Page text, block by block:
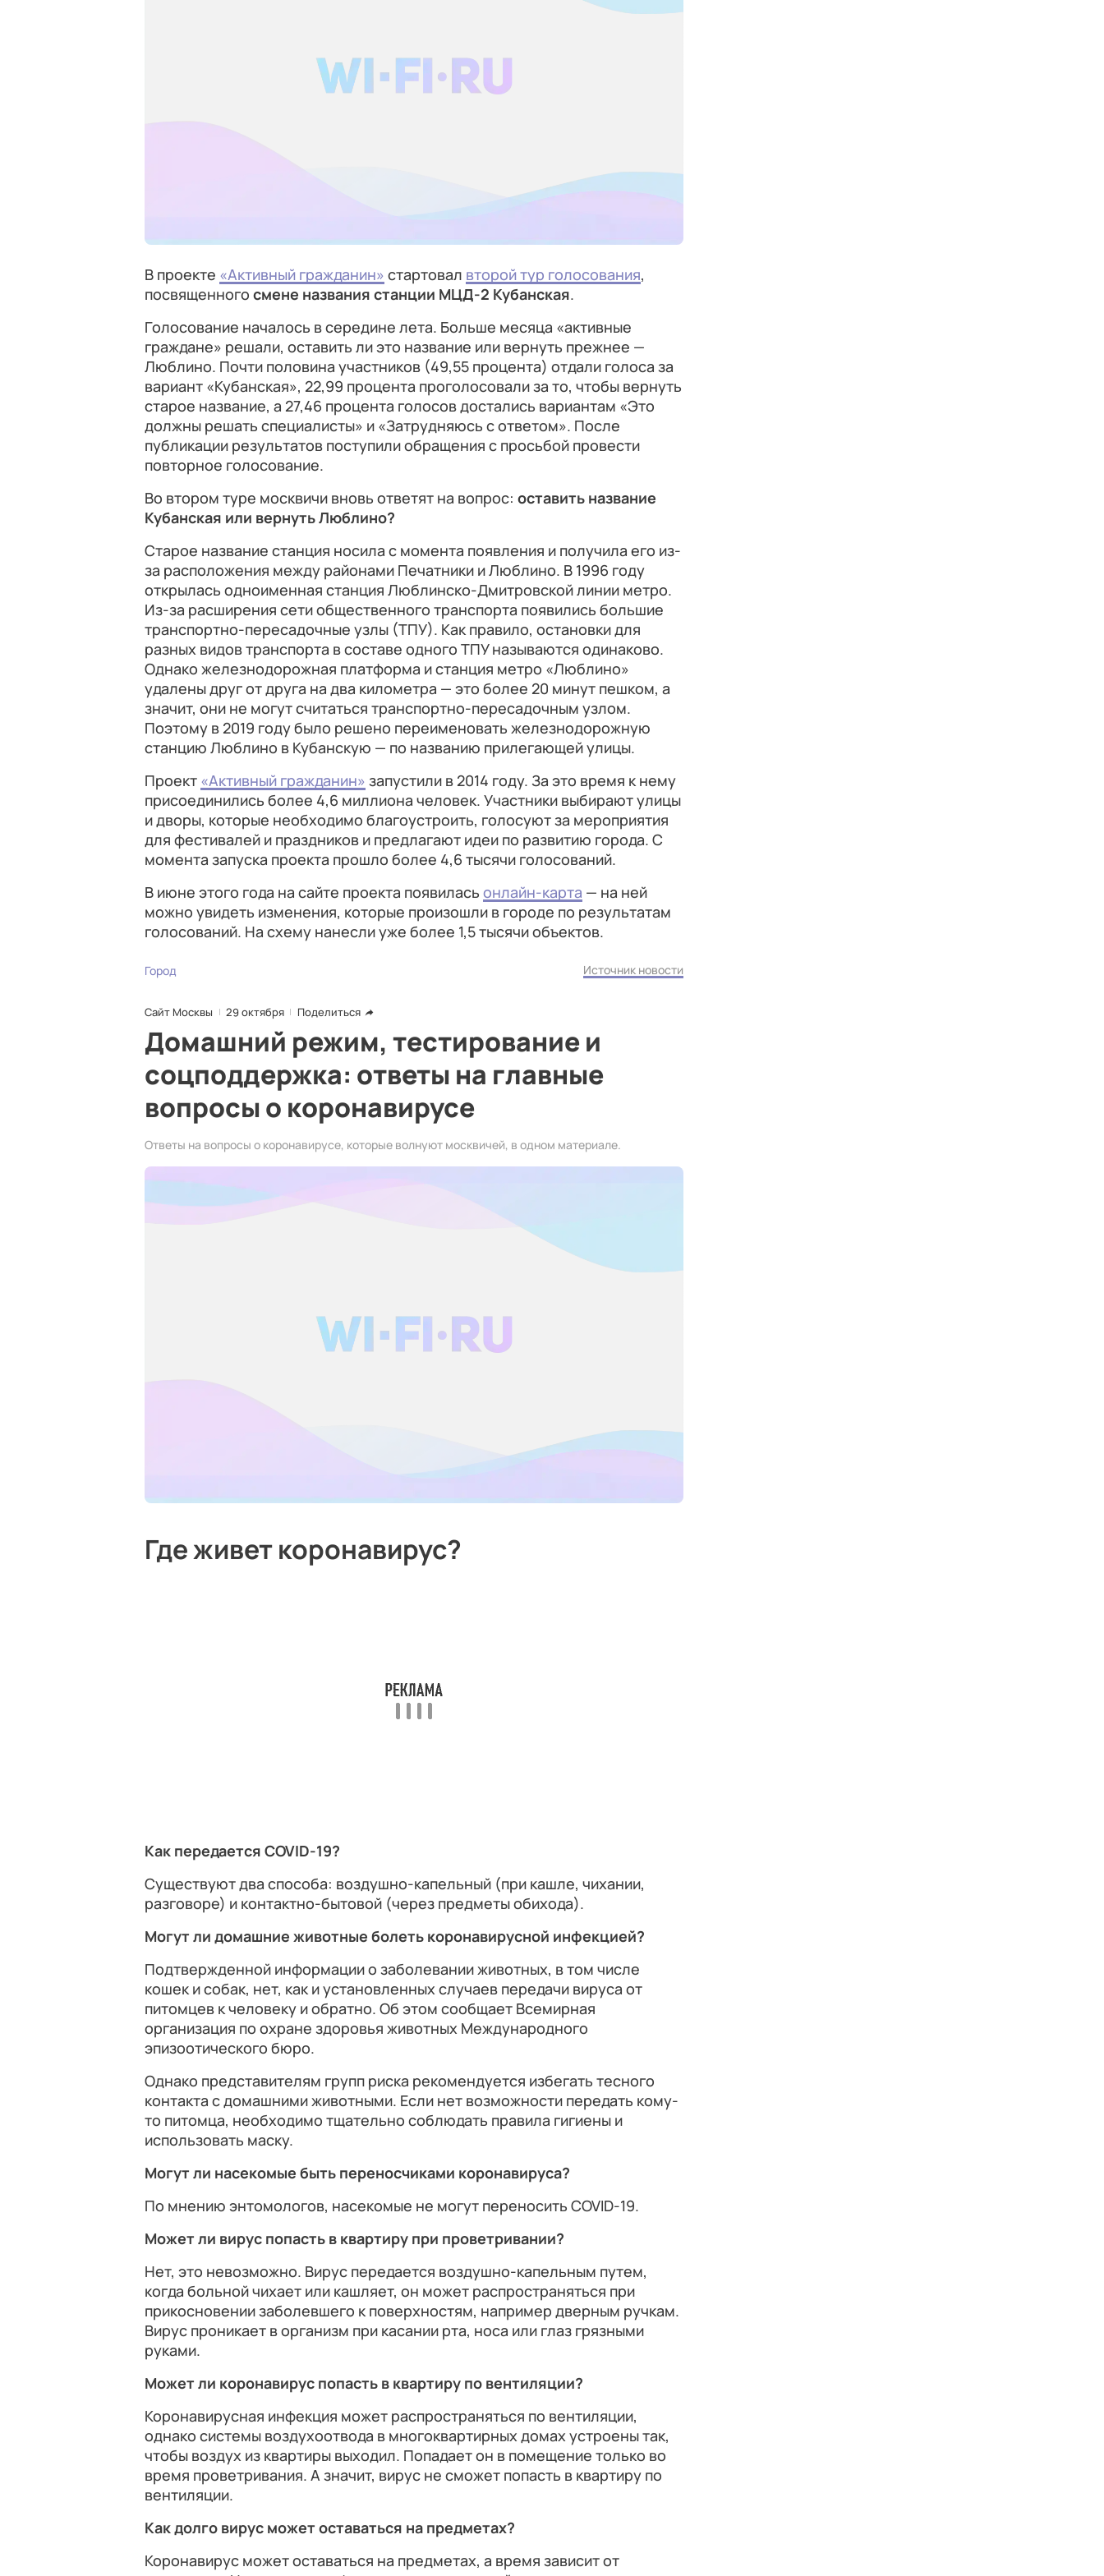
В проекте «Активный гражданин» стартовал второй тур голосования,
посвященного смене названия станции МЦД-2 Кубанская.
Голосование началось в середине лета. Больше месяца «активные
граждане» решали, оставить ли это название или вернуть прежнее —
Люблино. Почти половина участников (49,55 процента) отдали голоса за
вариант «Кубанская», 22,99 процента проголосовали за то, чтобы вернуть
старое название, а 27,46 процента голосов достались вариантам «Это
должны решать специалисты» и «Затрудняюсь с ответом». После
публикации результатов поступили обращения с просьбой провести
повторное голосование.
Во втором туре москвичи вновь ответят на вопрос: оставить название
Кубанская или вернуть Люблино?
Старое название станция носила с момента появления и получила его из-
за расположения между районами Печатники и Люблино. В 1996 году
открылась одноименная станция Люблинско-Дмитровской линии метро.
Из-за расширения сети общественного транспорта появились большие
транспортно-пересадочные узлы (ТПУ). Как правило, остановки для
разных видов транспорта в составе одного ТПУ называются одинаково.
Однако железнодорожная платформа и станция метро «Люблино»
удалены друг от друга на два километра — это более 20 минут пешком, а
значит, они не могут считаться транспортно-пересадочным узлом.
Поэтому в 2019 году было решено переименовать железнодорожную
станцию Люблино в Кубанскую — по названию прилегающей улицы.
Проект «Активный гражданин» запустили в 2014 году. За это время к нему
присоединились более 4,6 миллиона человек. Участники выбирают улицы
и дворы, которые необходимо благоустроить, голосуют за мероприятия
для фестивалей и праздников и предлагают идеи по развитию города. С
момента запуска проекта прошло более 4,6 тысячи голосований.
В июне этого года на сайте проекта появилась онлайн-карта — на ней
можно увидеть изменения, которые произошли в городе по результатам
голосований. На схему нанесли уже более 1,5 тысячи объектов.
Город Источник новости
Сайт Москвы 29 октября Поделиться
Домашний режим, тестирование и
соцподдержка: ответы на главные
вопросы о коронавирусе
Ответы на вопросы о коронавирусе, которые волнуют москвичей, в одном материале.
Где живет коронавирус?
Как передается COVID-19?
Существуют два способа: воздушно-капельный (при кашле, чихании,
разговоре) и контактно-бытовой (через предметы обихода).
Могут ли домашние животные болеть коронавирусной инфекцией?
Подтвержденной информации о заболевании животных, в том числе
кошек и собак, нет, как и установленных случаев передачи вируса от
питомцев к человеку и обратно. Об этом сообщает Всемирная
организация по охране здоровья животных Международного
эпизоотического бюро.
Однако представителям групп риска рекомендуется избегать тесного
контакта с домашними животными. Если нет возможности передать кому-
то питомца, необходимо тщательно соблюдать правила гигиены и
использовать маску.
Могут ли насекомые быть переносчиками коронавируса?
По мнению энтомологов, насекомые не могут переносить COVID-19.
Может ли вирус попасть в квартиру при проветривании?
Нет, это невозможно. Вирус передается воздушно-капельным путем,
когда больной чихает или кашляет, он может распространяться при
прикосновении заболевшего к поверхностям, например дверным ручкам.
Вирус проникает в организм при касании рта, носа или глаз грязными
руками.
Может ли коронавирус попасть в квартиру по вентиляции?
Коронавирусная инфекция может распространяться по вентиляции,
однако системы воздухоотвода в многоквартирных домах устроены так,
чтобы воздух из квартиры выходил. Попадает он в помещение только во
время проветривания. А значит, вирус не сможет попасть в квартиру по
вентиляции.
Как долго вирус может оставаться на предметах?
Коронавирус может оставаться на предметах, а время зависит от